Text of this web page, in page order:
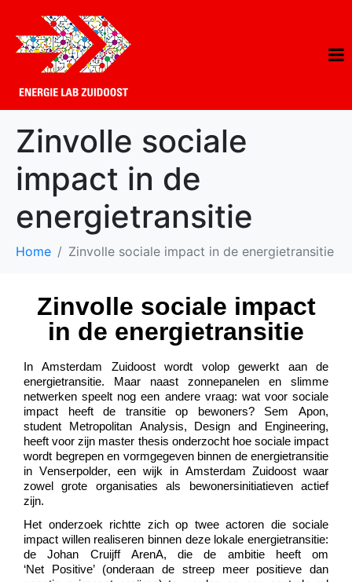
Zinvolle sociale
impact in de
energietransitie
Home Zinvolle sociale impact in de energietransitie
Zinvolle sociale impact
in de energietransitie
In Amsterdam Zuidoost wordt volop gewerkt aan de
energietransitie. Maar naast zonnepanelen en slimme
netwerken speelt nog een andere vraag: wat voor sociale
impact heeft de transitie op bewoners? SemApon,
student
MetropolitanAnalysis, Designand
Engineering,
heeft voor zijn master thesis onderzocht hoe sociale impact
wordt begrepen en vormgegeven binnen de energietransitie
in Venserpolder, een wijk in Amsterdam Zuidoost waar
zowel grote organisaties als bewonersinitiatieven actief
zijn.
Het onderzoek richtte zich op twee actoren die sociale
impact willen realiseren binnen deze lokale energietransitie:
deJohan Cruijff ArenA, die de ambitie heeft om
‘Net
Positive’ (onderaan de streep meer positieve dan